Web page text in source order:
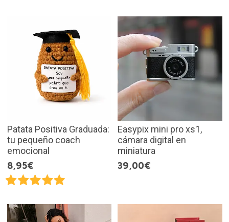
Patata Positiva Graduada:
tu pequeño coach
emocional
8,95€
Easypix mini pro xs1,
cámara digital en
miniatura
39,00€